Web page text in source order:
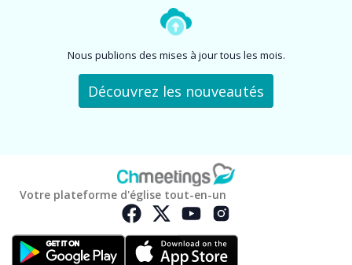
Nous publions des mises à jour tous les mois.
Découvrez les nouveautés
Votre plateforme d'église tout-en-un